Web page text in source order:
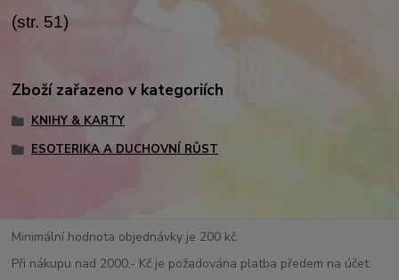
(str. 51)
Zboží zařazeno v kategoriích
KNIHY & KARTY
ESOTERIKA A DUCHOVNÍ RŮST
Minimální hodnota objednávky je 200 kč.
Při nákupu nad 2000,- Kč je požadována platba předem na účet.